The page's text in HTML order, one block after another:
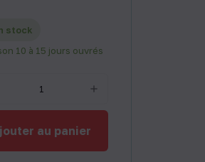
stock
10 à 15 jours ouvrés
au panier